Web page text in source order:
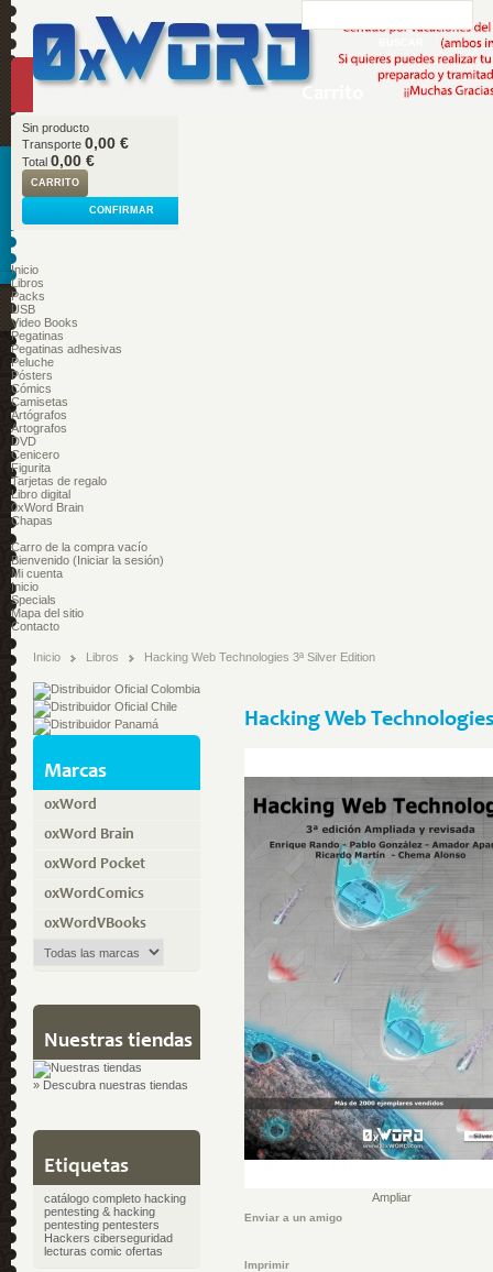
Carrito
Sin producto
Transporte 0,00 €
Total 0,00 €
CARRITO
CONFIRMAR
Inicio
Libros
Packs
USB
Video Books
Pegatinas
Pegatinas adhesivas
Peluche
Pósters
Cómics
Camisetas
Artógrafos
Artografos
DVD
Cenicero
Figurita
Tarjetas de regalo
Libro digital
0xWord Brain
Chapas
Carro de la compra vacío
Bienvenido (Iniciar la sesión)
Mi cuenta
Inicio
Specials
Mapa del sitio
Contacto
Inicio Libros Hacking Web Technologies 3ª Silver Edition
Marcas
0xWord
0xWord Brain
0xWord Pocket
0xWordComics
0xWordVBooks
Nuestras tiendas
» Descubra nuestras tiendas
Etiquetas
catálogo completo hacking
pentesting & hacking
pentesting pentesters
Hackers ciberseguridad
lecturas comic ofertas
Hacking Web
Ampliar
Enviar a un amigo
Imprimir